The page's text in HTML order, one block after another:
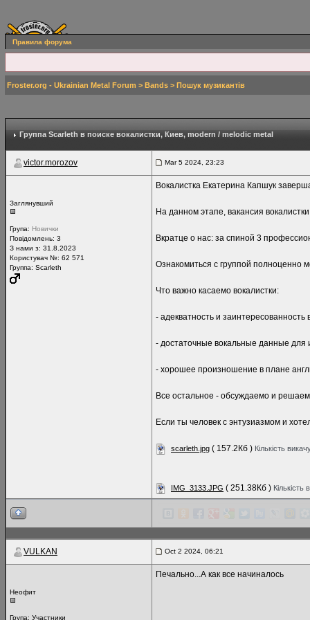
Правила форума
Froster.org - Ukrainian Metal Forum > Bands > Пошук музикантів
Группа Scarleth в поиске вокалистки, Киев, modern / melodic metal
victor.morozov Mar 5 2024, 23:23
Заглянувший
Група: Новички
Повідомлень: 3
З нами з: 31.8.2023
Користувач №: 62 571
Группа: Scarleth
Вокалистка Екатерина Капшук
На данном этапе, вакансия
Вкратце о нас: зa спинoй 3
Ознакомиться с группой полноценно
Что важно касаемо вокалистки:
- адекватность и
- достаточные вокальные данные для
- хорошее произношение в плане
Все остальное - обсуждаемо и
Если ты человек с энтузиазмом и
scarleth.jpg ( 157.2Кб ) Кількість
IMG_3133.JPG ( 251.38Кб ) Кількість
VULKAN Oct 2 2024, 06:21
Неофит
Група: Участники
Печально...А как все начиналось